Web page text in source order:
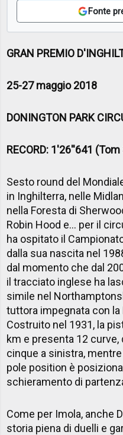
Fonte
GRAN PREMIO
25-27 maggio 2018
DONINGTON PARK
RECORD: 1'26''641
Sesto round del
in Inghilterra, nelle
nella Foresta di
Robin Hood e... per il
ha ospitato il
dalla sua nascita nel
dal momento che dal
il tracciato inglese ha
simile nel
tuttora impegnata con la
Costruito nel 1931, la
km e presenta 12
cinque a sinistra,
pole position è
schieramento di
Come per Imola, anche
storia piena di duelli e